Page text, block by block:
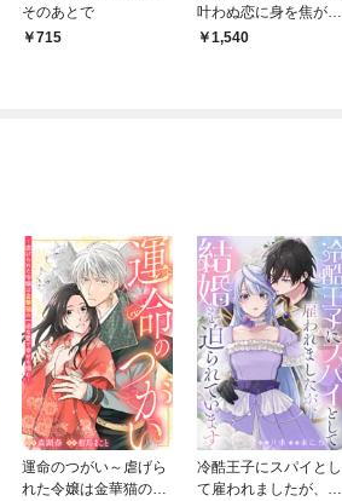
そのあとで
715
叶わぬ恋に身を焦がす
【完全版】
1,540
運命のつがい～虐げら
れた令嬢は金華猫の一
冷酷王子にスパイとし
て雇われましたが、結